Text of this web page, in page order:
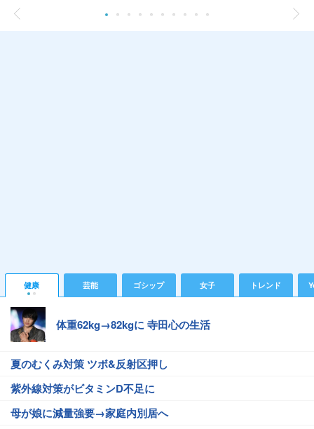
健康 芸能 ゴシップ 女子 トレンド
体重62kg→82kgに 寺田心の生活
夏のむくみ対策 ツボ&反射区押し
紫外線対策がビタミンD不足に
母が娘に減量強要→家庭内別居へ